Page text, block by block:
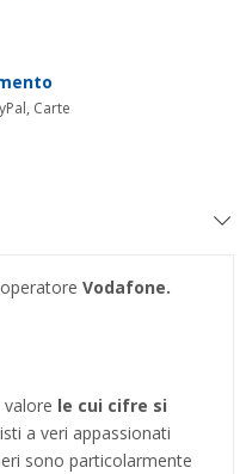
Carte
operatore Vodafone.
le cui cifre si
a veri appassionati
sono particolarmente